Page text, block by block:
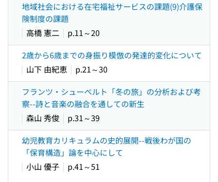
地域社会における在宅福祉サービスの課題(9)介護保
険制度の課題
高橋 憲二
p.11～20
2歳から6歳までの身振り模倣の発達的変化について
山下 由紀恵
p.21～30
フランツ・シューベルト「冬の旅」の分析および考
察--詩と音楽の融合を通しての新生
森山 秀俊
p.31～39
幼児教育カリキュラムの史的展開--戦後わが国の
「保育構造」論を中心にして
小山 優子
p.41～51